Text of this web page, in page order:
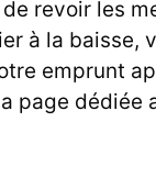
revoir les
à la baisse,
emprunt
page dédiée